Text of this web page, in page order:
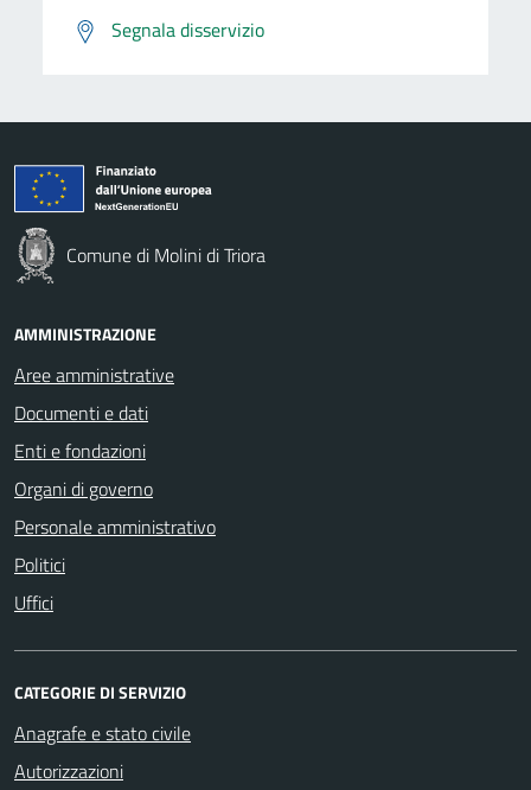
Segnala disservizio
Comune di Molini di Triora
AMMINISTRAZIONE
Aree amministrative
Documenti e dati
Enti e fondazioni
Organi di governo
Personale amministrativo
Politici
Uffici
CATEGORIE DI SERVIZIO
Anagrafe e stato civile
Autorizzazioni